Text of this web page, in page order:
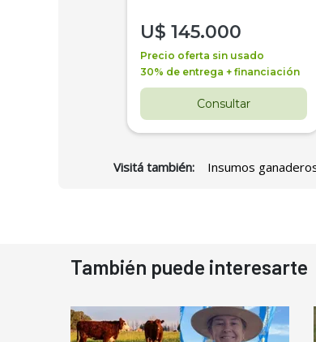
U$ 145.000
Precio oferta sin usado
30% de entrega + financiación
Consultar
Visitá también: Insumos
También puede interesarte